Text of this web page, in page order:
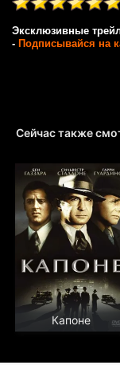
Эксклюзивные
- Подписывайся на
Сейчас также
Капоне